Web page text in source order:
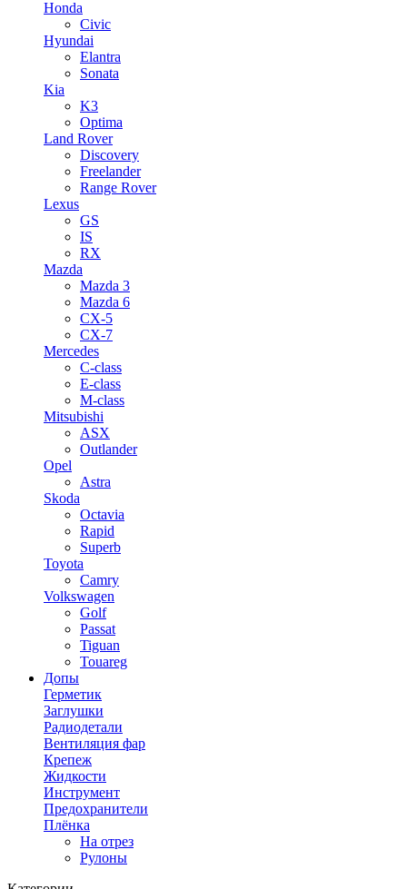
Honda
Civic
Hyundai
Elantra
Sonata
Kia
K3
Optima
Land Rover
Discovery
Freelander
Range Rover
Lexus
GS
IS
RX
Mazda
Mazda 3
Mazda 6
CX-5
CX-7
Mercedes
C-class
E-class
M-class
Mitsubishi
ASX
Outlander
Opel
Astra
Skoda
Octavia
Rapid
Superb
Toyota
Camry
Volkswagen
Golf
Passat
Tiguan
Touareg
Допы
Герметик
Заглушки
Радиодетали
Вентиляция фар
Крепеж
Жидкости
Инструмент
Предохранители
Плёнка
На отрез
Рулоны